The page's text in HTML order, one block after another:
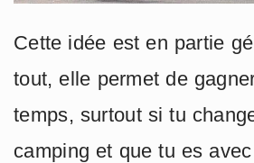
Cette idée est en partie
tout, elle permet de
temps, surtout si tu
camping et que tu es